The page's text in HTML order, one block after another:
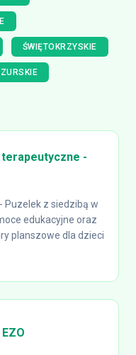
ŚWIĘTOKRZYSKIE
-
Puzelek z siedzibą w
edukacyjne oraz
planszowe dla dzieci